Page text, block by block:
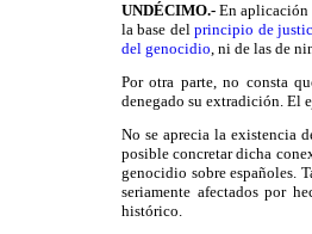
UNDÉCIMO.-En aplicación
la base delprincipio de
del genocidio, ni de las de
Por otra parte, no consta
denegado su extradición. El
No se aprecia la existencia
posible concretar dicha
genocidio sobre españoles.
seriamente afectados por
histórico.